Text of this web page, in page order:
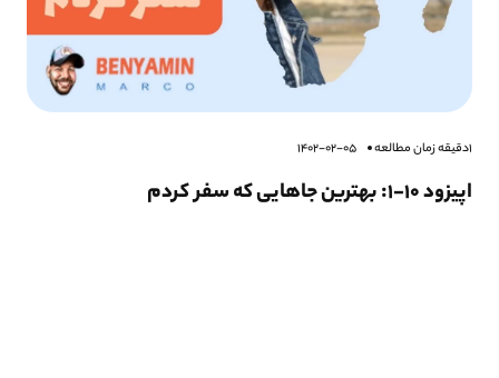
1دقیقه زمان مطالعه 1402-02-05
اپیزود ۱۰-۱: بهترین جاهایی که سفر کردم